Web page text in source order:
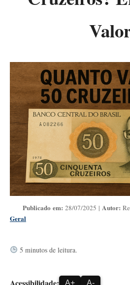
Publicado em: 28/07/2025 |Autor:
Geral
5 minutos de leitura.
Acessibilidade: A+ A-